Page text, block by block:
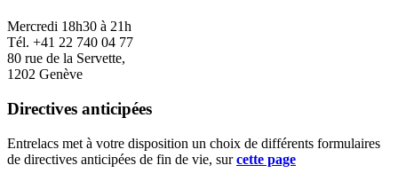
Mercredi 18h30 à 21h
Tél. +41 22 740 04 77
80 rue de la Servette,
1202 Genève
Directives anticipées
Entrelacs met à votre disposition un choix de différents formulaires
de directives anticipées de fin de vie, surcette page